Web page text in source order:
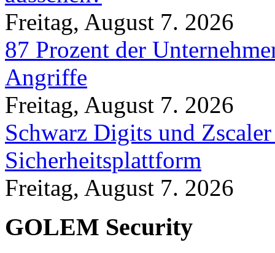
Freitag, August 7. 2026
87 Prozent der
Angriffe
Freitag, August 7. 2026
Schwarz Digits und
Sicherheitsplattform
Freitag, August 7. 2026
GOLEM Security